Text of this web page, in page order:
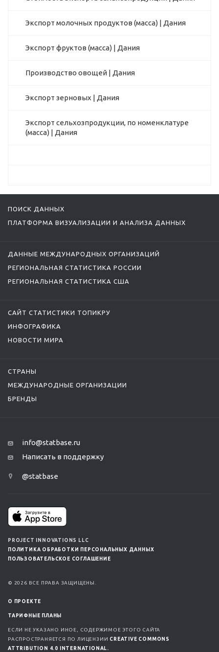
Экспорт молочных продуктов (масса) | Дания
Экспорт фруктов (масса) | Дания
Производство овощей | Дания
Экспорт зерновых | Дания
Экспорт сельхозпродукции, по номенклатуре
(масса) | Дания
ПОИСК ДАННЫХ
ПЛАТФОРМА ВИЗУАЛИЗАЦИИ И АНАЛИЗА ДАННЫХ
ДАННЫЕ МЕЖДУНАРОДНЫХ ОРГАНИЗАЦИЙ
РЕГИОНАЛЬНАЯ СТАТИСТИКА РОССИИ
РЕГИОНАЛЬНАЯ СТАТИСТИКА США
САЙТ СТАТИСТИКИ ТОПИКРУ
ИНФОГРАФИКА
НОВОСТИ МИРА
СТРАНЫ
МЕЖДУНАРОДНЫЕ ОРГАНИЗАЦИИ
БРЕНДЫ
info@statbase.ru
Написать в поддержку
@statbase
PROJECT INNOVATIONS LLC
ПОЛИТИКА ОБРАБОТКИ ПЕРСОНАЛЬНЫХ ДАННЫХ
ПОЛЬЗОВАТЕЛЬСКОЕ СОГЛАШЕНИЕ
© 2026 ВСЕ ПРАВА ЗАЩИЩЕНЫ.
О ПРОЕКТЕ
ТАРИФНЫЕ ПЛАНЫ
ЕСЛИ НЕ УКАЗАНО ИНОЕ, СОДЕРЖИМОЕ ЭТОГО САЙТА
РАСПРОСТРАНЯЕТСЯ ПО ЛИЦЕНЗИИ CREATIVE COMMONS
ATTRIBUTION 4.0 INTERNATIONAL.